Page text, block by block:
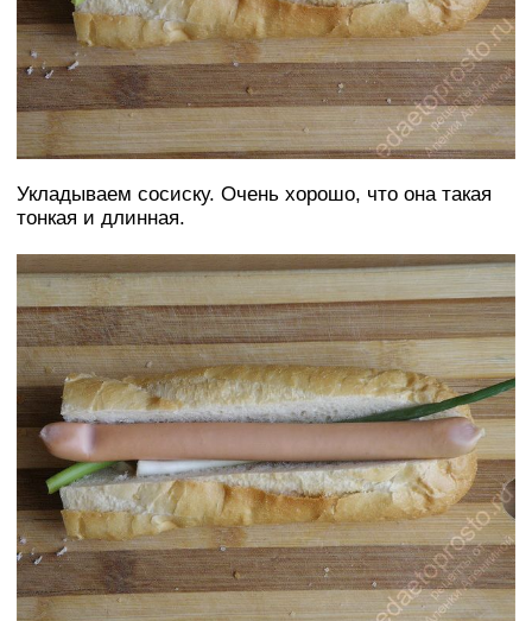
Укладываем сосиску. Очень хорошо, что она такая
тонкая и длинная.